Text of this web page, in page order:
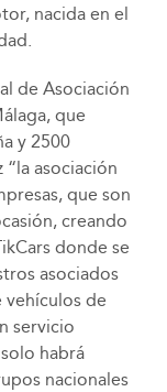
nacida en el
de Asociación
que
y 2500
“la asociación
que son
creando
donde se
asociados
vehículos de
servicio
habrá
nacionales